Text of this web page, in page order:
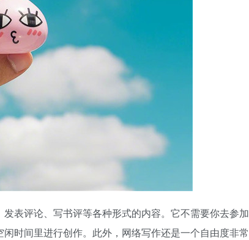
表评论、写书评等各种形式的内容。它不需要你去参加
时间里进行创作。此外，网络写作还是一个自由度非常